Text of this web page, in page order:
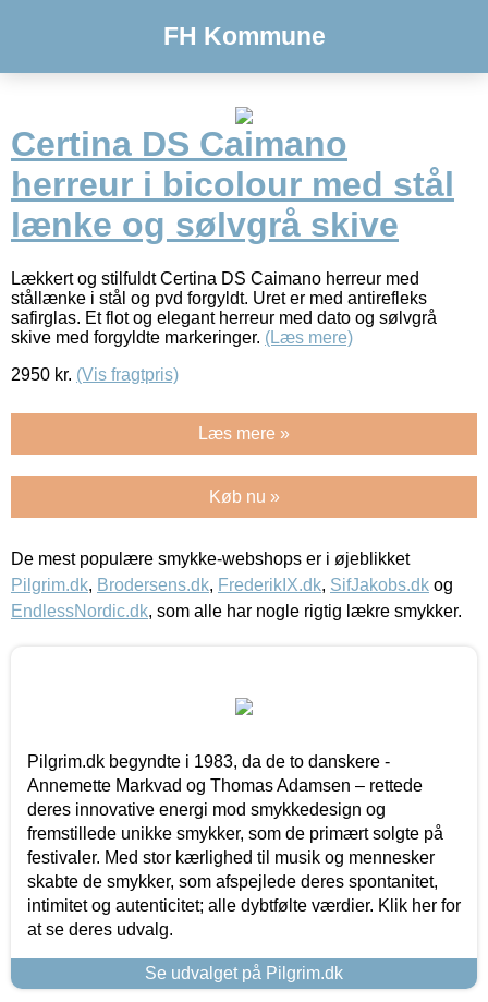
FH Kommune
Certina DS Caimano
herreur i bicolour med stål
lænke og sølvgrå skive
Lækkert og stilfuldt Certina DS Caimano herreur med
stållænke i stål og pvd forgyldt. Uret er med antirefleks
safirglas. Et flot og elegant herreur med dato og sølvgrå
skive med forgyldte markeringer. (Læs mere)
2950 kr. (Vis fragtpris)
Læs mere »
Køb nu »
De mest populære smykke-webshops er i øjeblikket
Pilgrim.dk, Brodersens.dk, FrederikIX.dk, SifJakobs.dk og
EndlessNordic.dk, som alle har nogle rigtig lækre smykker.
Pilgrim.dk begyndte i 1983, da de to danskere -
Annemette Markvad og Thomas Adamsen – rettede
deres innovative energi mod smykkedesign og
fremstillede unikke smykker, som de primært solgte på
festivaler. Med stor kærlighed til musik og mennesker
skabte de smykker, som afspejlede deres spontanitet,
intimitet og autenticitet; alle dybtfølte værdier. Klik her for
at se deres udvalg.
Se udvalget på Pilgrim.dk